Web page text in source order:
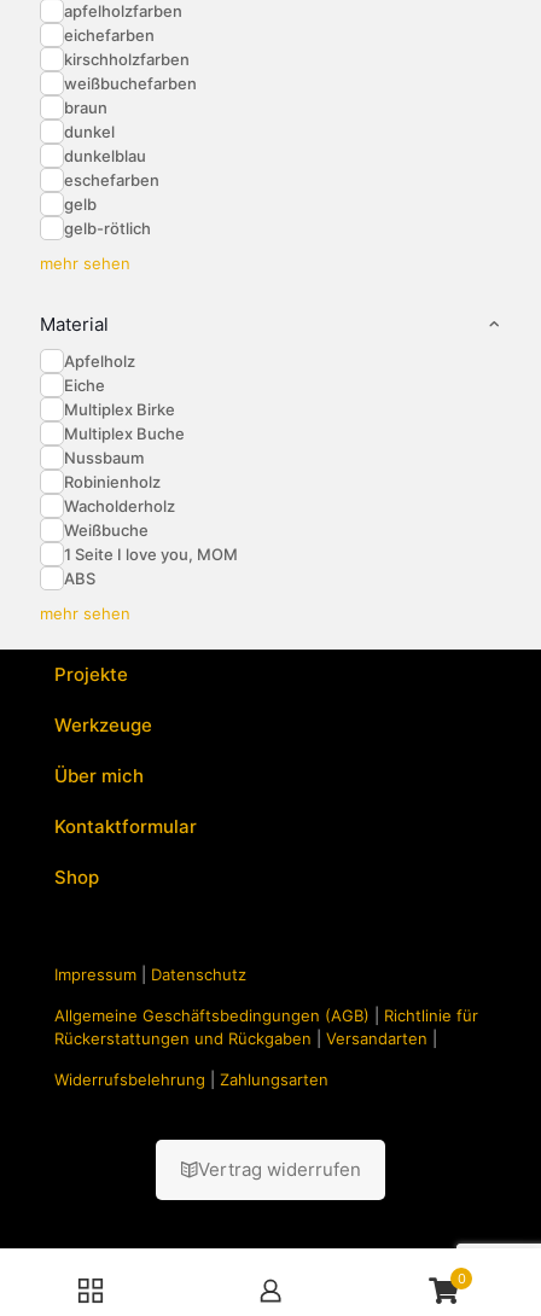
apfelholzfarben
eichefarben
kirschholzfarben
weißbuchefarben
braun
dunkel
dunkelblau
eschefarben
gelb
gelb-rötlich
mehr sehen
Material
Apfelholz
Eiche
Multiplex Birke
Multiplex Buche
Nussbaum
Robinienholz
Wacholderholz
Weißbuche
1 Seite I love you, MOM
ABS
mehr sehen
Projekte
Werkzeuge
Über mich
Kontaktformular
Shop
Impressum Datenschutz
Allgemeine Geschäftsbedingungen (AGB)
Richtlinie für
Rückerstattungen und Rückgaben
Versandarten
Widerrufsbelehrung Zahlungsarten
Vertrag widerrufen
0